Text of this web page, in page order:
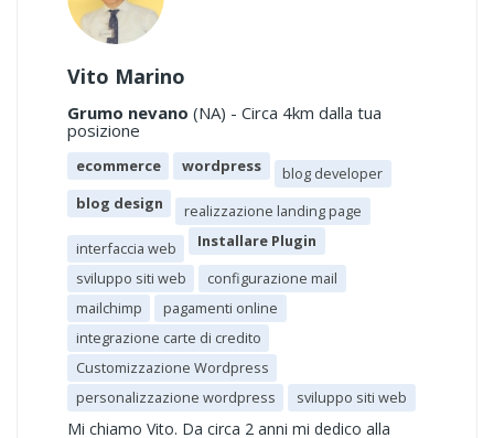
Vito Marino
Grumo nevano (NA) - Circa 4km dalla tua
posizione
ecommerce wordpress
blog developer
blog design
realizzazione landing page
interfaccia web
Installare Plugin
sviluppo siti web
configurazione mail
mailchimp
pagamenti online
integrazione carte di credito
Customizzazione Wordpress
personalizzazione wordpress
sviluppo siti web
Mi chiamo Vito. Da circa 2 anni mi dedico alla